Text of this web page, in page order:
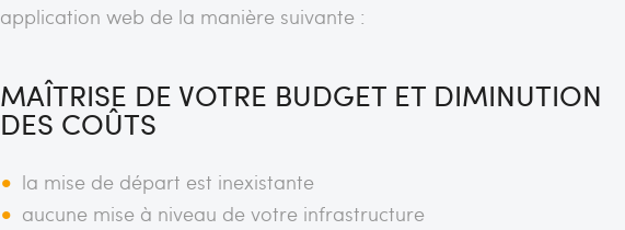
application web de la manière suivante :
MAÎTRISE DE VOTRE BUDGET ET DIMINUTION
DES COÛTS
la mise de départ est inexistante
aucune mise à niveau de votre infrastructure